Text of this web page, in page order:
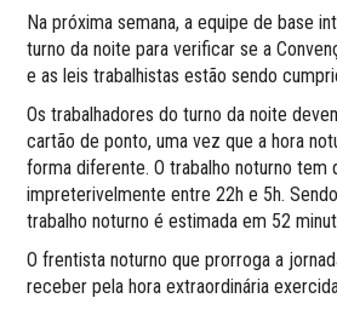
Na próxima semana, a equipe de base
turno da noite para verificar se a
e as leis trabalhistas estão sendo
Os trabalhadores do turno da noite
cartão de ponto, uma vez que a hora
forma diferente. O trabalho noturno tem
impreterivelmente entre 22h e 5h.
trabalho noturno é estimada em 52
O frentista noturno que prorroga a
receber pela hora extraordinária